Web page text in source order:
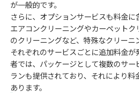
が一般的です。
さらに、オプションサービスも料金に
エアコンクリーニングやカーペットク
のクリーニングなど、特殊なクリーニ
それぞれのサービスごとに追加料金が
者では、パッケージとして複数のサ
ランも提供されており、それにより料
あります。